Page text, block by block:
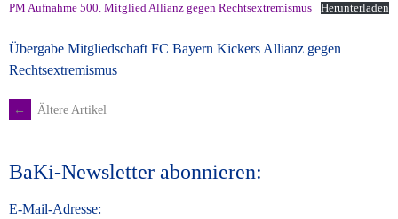
PM Aufnahme 500. Mitglied Allianz gegen Rechtsextremismus Herunterladen
Übergabe Mitgliedschaft FC Bayern Kickers Allianz gegen
Rechtsextremismus
Beitragsnavigation
← Ältere Artikel
BaKi-Newsletter abonnieren:
E-Mail-Adresse: